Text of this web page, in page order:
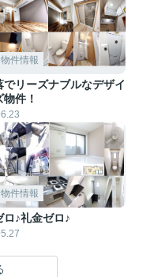
件情報
でリーズナブルなデザイ
件！
件情報
ロ♪礼金ゼロ♪